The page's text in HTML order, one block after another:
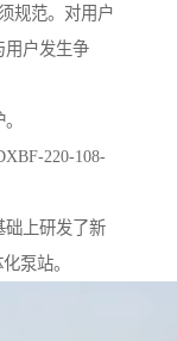
规范。对用户
用户发生争
220-108-
础上研发了新
泵站。